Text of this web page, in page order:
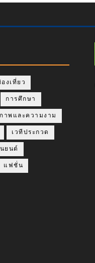
งเที่ยว
การศึกษา
าพและความงาม
เวทีประกวด
ยนต์
แฟชั่น